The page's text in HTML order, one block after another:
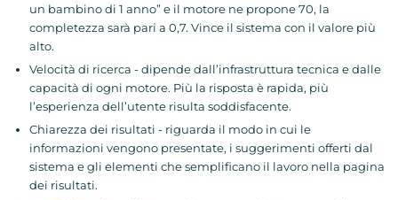
un bambino di 1 anno” e il motore ne propone 70, la
completezza sarà pari a 0,7. Vince il sistema con il valore più
alto.
Velocità di ricerca - dipende dall’infrastruttura tecnica e dalle
capacità di ogni motore. Più la risposta è rapida, più
l’esperienza dell’utente risulta soddisfacente.
Chiarezza dei risultati - riguarda il modo in cui le
informazioni vengono presentate, i suggerimenti offerti dal
sistema e gli elementi che semplificano il lavoro nella pagina
dei risultati.